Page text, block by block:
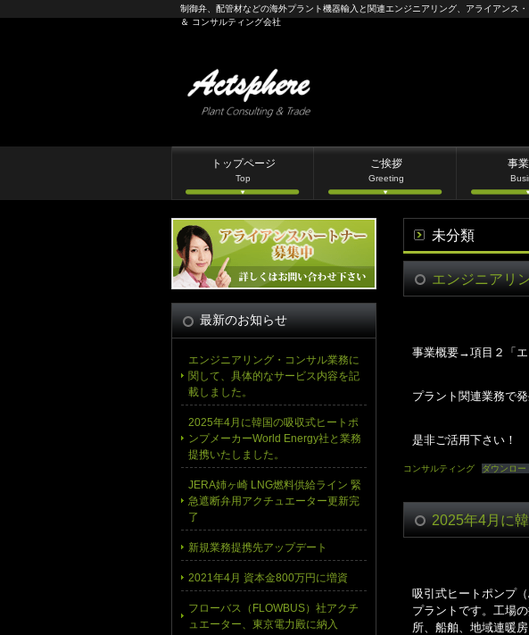
制御弁、配管材などの海外プラント機器輸入と関連エンジニアリング、アライアンス
＆ コンサルティング会社
トップページ
Top
ご挨拶
Greeting
事
未分類
エンジニアリ
事業概要→項目２「
プラント関連業務で
是非ご活用下さい！
コンサルティング ダウンロー
2025年4月に
吸引式ヒートポンプ
プラントです。工場
所、船舶、地域連暖
最新のお知らせ
エンジニアリング・コンサル業務に
関して、具体的なサービス内容を記
載しました。
2025年4月に韓国の吸収式ヒートポ
ンプメーカーWorld Energy社と業務
提携いたしました。
JERA姉ヶ崎 LNG燃料供給ライン 緊
急遮断弁用アクチュエーター更新完
了
新規業務提携先アップデート
2021年4月 資本金800万円に増資
フローバス（FLOWBUS）社アクチ
ュエーター、東京電力殿に納入